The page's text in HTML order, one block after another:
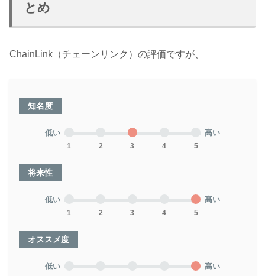
とめ
ChainLink（チェーンリンク）の評価ですが、
知名度
低い
1 2 3 4 5
高い
将来性
低い
1 2 3 4 5
高い
オススメ度
低い 高い